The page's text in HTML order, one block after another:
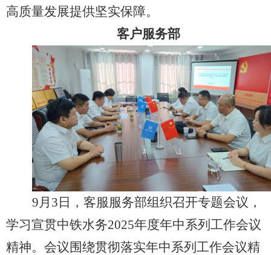
高质量发展提供坚实保障。
客户服务部
9月3日，客服服务部组织召开专题会议，
学习宣贯中铁水务2025年度年中系列工作会议
精神。会议围绕贯彻落实年中系列工作会议精